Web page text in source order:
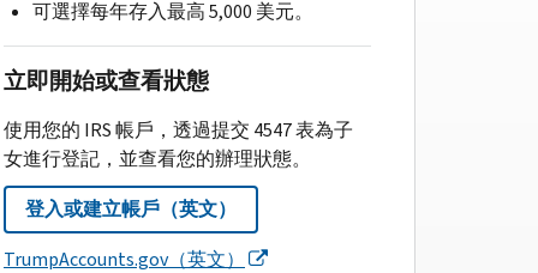
可選擇每年存入最高 5,000 美元。
立即開始或查看狀態
使用您的 IRS 帳戶，透過提交 4547 表為子
女進行登記，並查看您的辦理狀態。
登入或建立帳戶（英文）
TrumpAccounts.gov（英文）